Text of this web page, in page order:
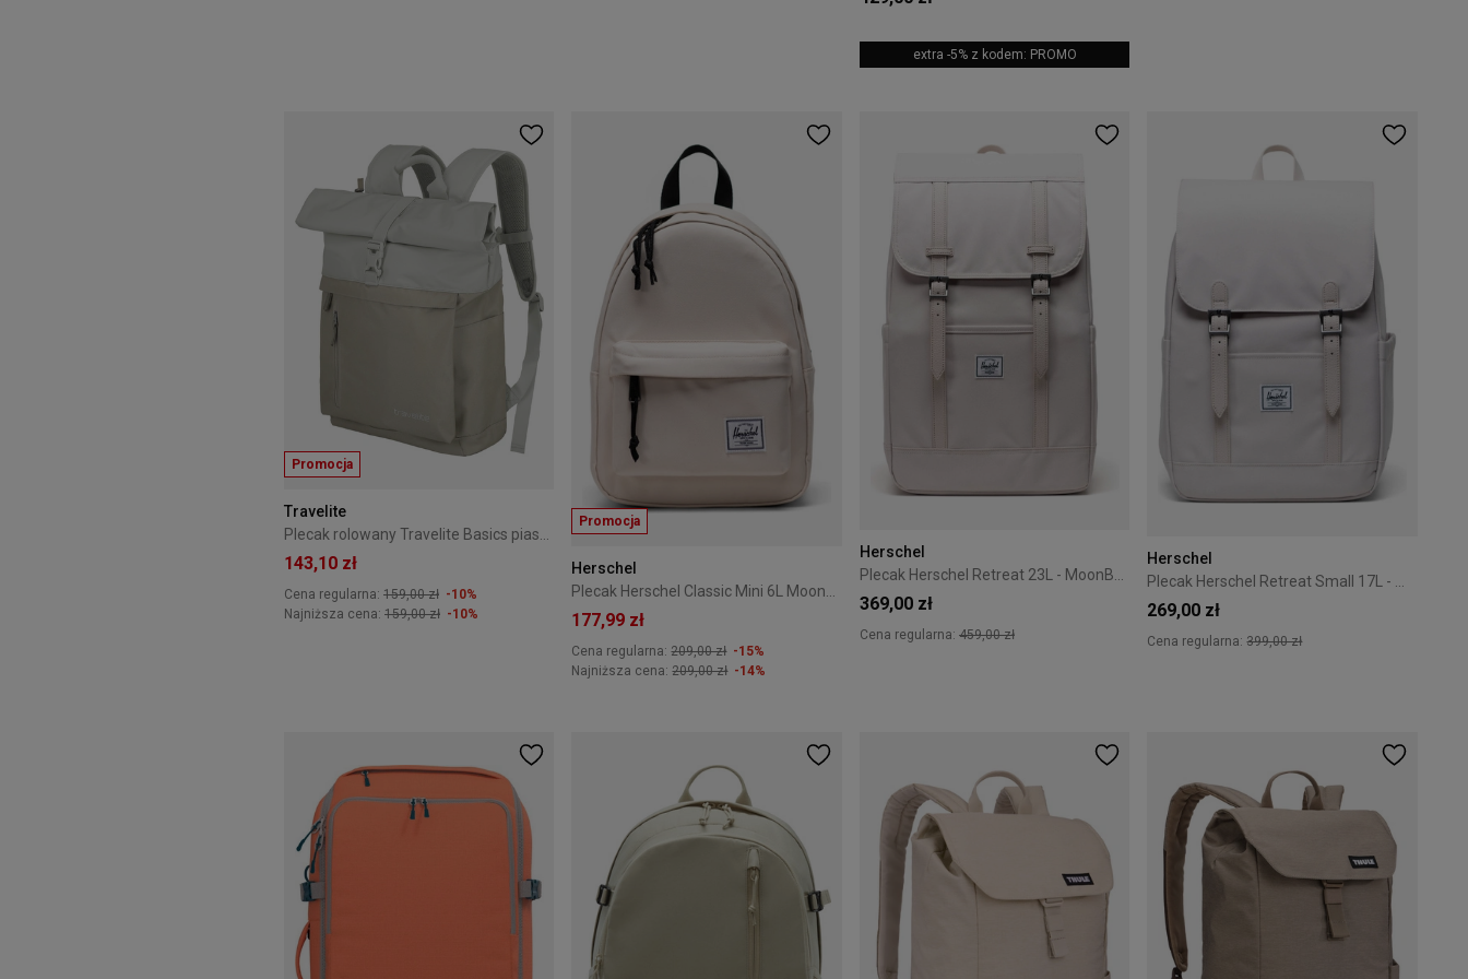
extra -5% z kodem: PROMO
Promocja
Travelite
143,10 zł
Cena regularna: 159,00 zł -10%
Najniższa cena: 159,00 zł -10%
Promocja
Herschel
177,99 zł
Cena regularna:209,00 zł -15%
Najniższa cena:209,00 zł -14%
Herschel
369,00 zł
Cena regularna: 459,00 zł
Herschel
269,00 zł
Cena regularna:399,00 zł